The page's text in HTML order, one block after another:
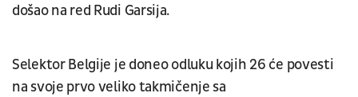
došao na red Rudi Garsija.
Selektor Belgije je doneo odluku kojih 26 će povesti
na svoje prvo veliko takmičenje sa